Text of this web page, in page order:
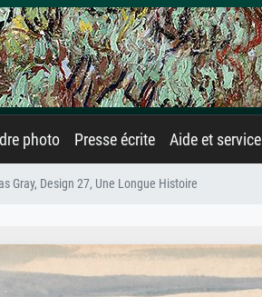
photo Presse écrite Aide et service
Gray, Design 27, Une Longue Histoire